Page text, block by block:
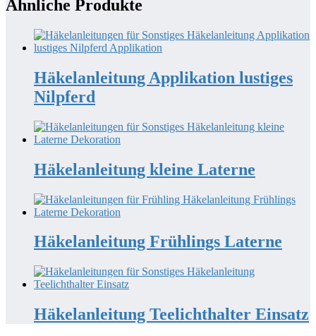
Ähnliche Produkte
Häkelanleitung Applikation lustiges
Nilpferd
Häkelanleitung kleine Laterne
Häkelanleitung Frühlings Laterne
Häkelanleitung Teelichthalter Einsatz